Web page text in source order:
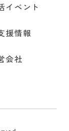
イベント
援情報
会社